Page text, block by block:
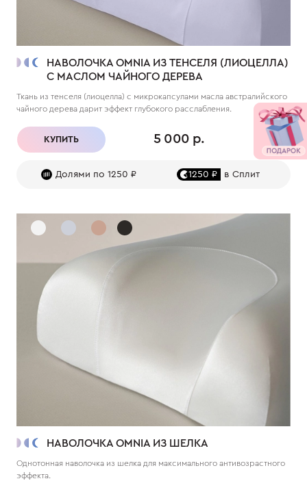
НАВОЛОЧКА OMNIA ИЗ ТЕНСЕЛЯ (ЛИОЦЕЛЛА)
С МАСЛОМ ЧАЙНОГО ДЕРЕВА
Ткань из тенселя (лиоцелла) с микрокапсулами масла австралийского
чайного дерева дарит эффект глубокого расслабления.
КУПИТЬ 5 000 р.
Долями по 1250 ₽ 1250 ₽ в Сплит
НАВОЛОЧКА OMNIA ИЗ ШЕЛКА
Однотонная наволочка из шелка для максимального антивозрастного
эффекта.